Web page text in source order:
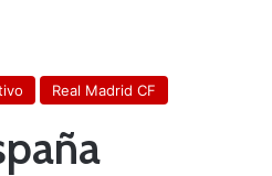
Real Madrid CF